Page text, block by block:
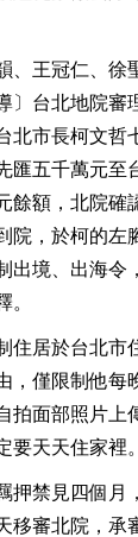
、王冠仁、徐
〕台北地院審
北市長柯文哲
匯五千萬元至
餘額，北院確
院，於柯的左
出境、出海令
。
住居於台北市
，僅限制他每
拍面部照片上
要天天住家裡。
押禁見四個月
移審北院，承